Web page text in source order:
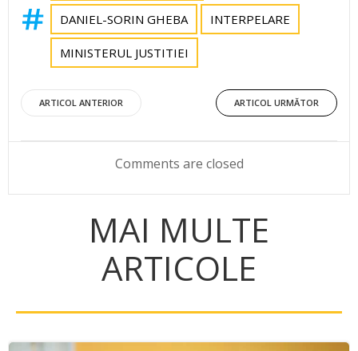
DANIEL-SORIN GHEBA INTERPELARE
MINISTERUL JUSTITIEI
Post
navigation
ARTICOL ANTERIOR
Post
navigation
ARTICOL URMĂTOR
Comments are closed
MAI MULTE
ARTICOLE